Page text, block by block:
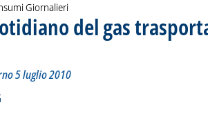
Giornalieri
del gas
Preconsuntivo del giorno 5 luglio 2010
martedì 06 luglio 2010 alle 14.52.
5 luglio 2010
'Bilancio quotidiano del gas
alla notizia